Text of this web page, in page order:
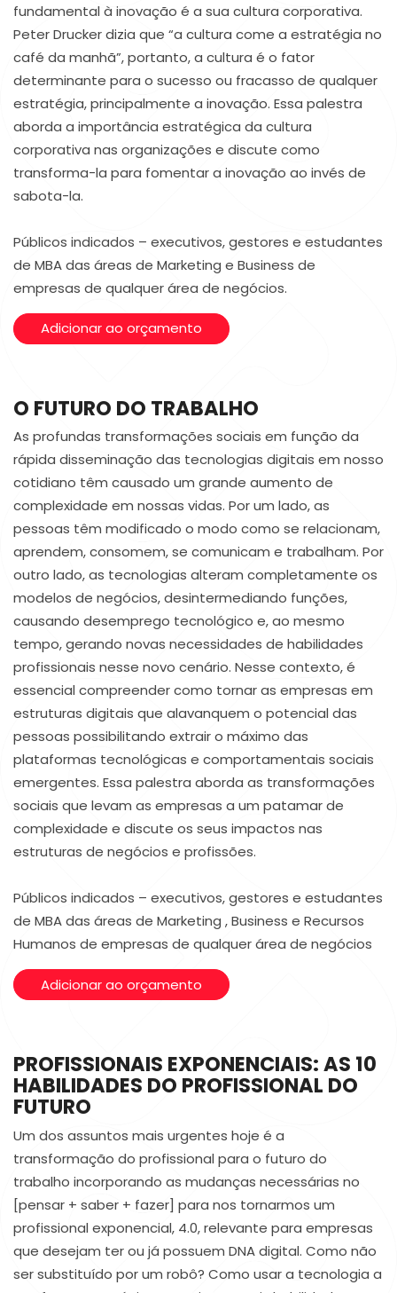
fundamental à inovação é a sua cultura corporativa.
Peter Drucker dizia que “a cultura come a estratégia no
café da manhã”, portanto, a cultura é o fator
determinante para o sucesso ou fracasso de qualquer
estratégia, principalmente a inovação. Essa palestra
aborda a importância estratégica da cultura
corporativa nas organizações e discute como
transforma-la para fomentar a inovação ao invés de
sabota-la.
Públicos indicados – executivos, gestores e estudantes
de MBA das áreas de Marketing e Business de
empresas de qualquer área de negócios.
Adicionar ao orçamento
O FUTURO DO TRABALHO
As profundas transformações sociais em função da
rápida disseminação das tecnologias digitais em nosso
cotidiano têm causado um grande aumento de
complexidade em nossas vidas. Por um lado, as
pessoas têm modificado o modo como se relacionam,
aprendem, consomem, se comunicam e trabalham. Por
outro lado, as tecnologias alteram completamente os
modelos de negócios, desintermediando funções,
causando desemprego tecnológico e, ao mesmo
tempo, gerando novas necessidades de habilidades
profissionais nesse novo cenário. Nesse contexto, é
essencial compreender como tornar as empresas em
estruturas digitais que alavanquem o potencial das
pessoas possibilitando extrair o máximo das
plataformas tecnológicas e comportamentais sociais
emergentes. Essa palestra aborda as transformações
sociais que levam as empresas a um patamar de
complexidade e discute os seus impactos nas
estruturas de negócios e profissões.
Públicos indicados – executivos, gestores e estudantes
de MBA das áreas de Marketing , Business e Recursos
Humanos de empresas de qualquer área de negócios
Adicionar ao orçamento
PROFISSIONAIS EXPONENCIAIS: AS 10
HABILIDADES DO PROFISSIONAL DO
FUTURO
Um dos assuntos mais urgentes hoje é a
transformação do profissional para o futuro do
trabalho incorporando as mudanças necessárias no
[pensar + saber + fazer] para nos tornarmos um
profissional exponencial, 4.0, relevante para empresas
que desejam ter ou já possuem DNA digital. Como não
ser substituído por um robô? Como usar a tecnologia a